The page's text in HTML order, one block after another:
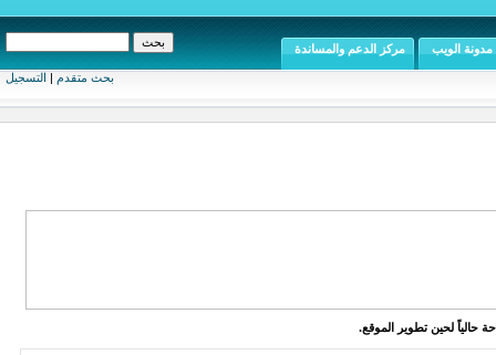
بحث متقدم | التسجيل
مدونة الويب مركز الدعم والمساندة
حالياً لحين تطوير الموقع.